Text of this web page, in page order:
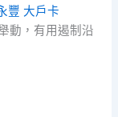
豐 大戶卡
動，有用遏制沿